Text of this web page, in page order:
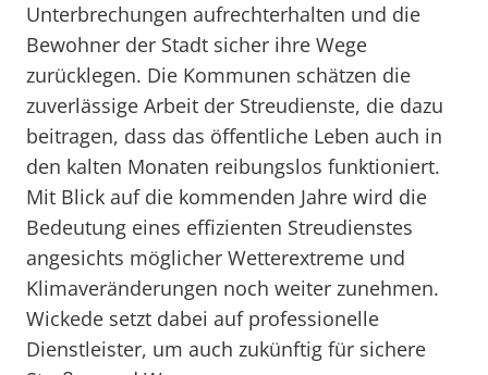
Unterbrechungen aufrechterhalten und die
Bewohner der Stadt sicher ihre Wege
zurücklegen. Die Kommunen schätzen die
zuverlässige Arbeit der Streudienste, die dazu
beitragen, dass das öffentliche Leben auch in
den kalten Monaten reibungslos funktioniert.
Mit Blick auf die kommenden Jahre wird die
Bedeutung eines effizienten Streudienstes
angesichts möglicher Wetterextreme und
Klimaveränderungen noch weiter zunehmen.
Wickede setzt dabei auf professionelle
Dienstleister, um auch zukünftig für sichere